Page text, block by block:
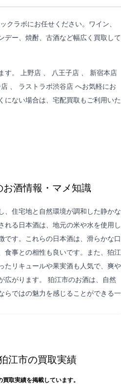
クラボにお任せください。ワイン、
デー、焼酎、古酒など幅広く買取して
す。 上野店 八王子店
新宿本店
ラストラボ渋谷店 へお気軽にお
ない場合は、 宅配買取 もご利用いた
酒情報・マメ知識
、住宅地と自然環境が調和した静かな
れる日本酒は、地元の米や水を使用し
です。これらの日本酒は、滑らかな口
食事との相性も良いです。また、狛江
たリキュールや果実酒も人気で、爽や
広がります。 狛江市のお酒は、自然
らではの魅力を感じることができる一
江市の買取実績
取実績を掲載しています。